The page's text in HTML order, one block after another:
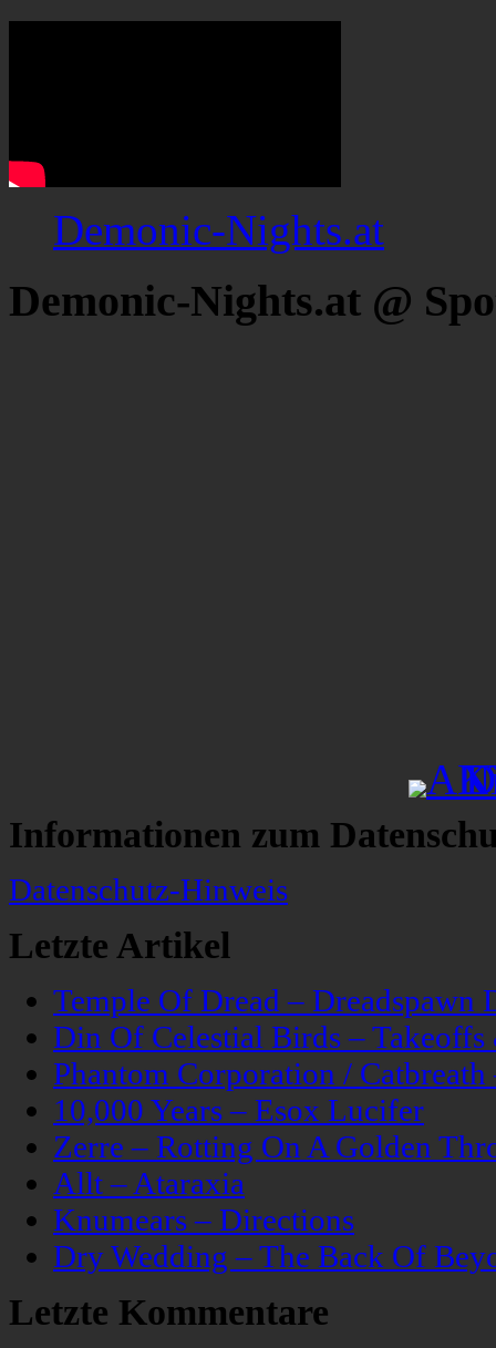
Demonic-Nights.at
Demonic-Nights.at @
Informationen zum
Datenschutz-Hinweis
Letzte Artikel
Temple Of Dread – Dreadspawn
Din Of Celestial Birds –
Phantom Corporation /
10,000 Years – Esox Lucifer
Zerre – Rotting On A Golden
Allt – Ataraxia
Knumears – Directions
Dry Wedding – The Back Of
Letzte Kommentare